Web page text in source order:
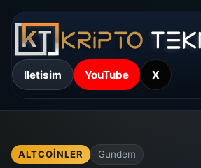
Iletisim YouTube X
ALTCOINLER Gundem